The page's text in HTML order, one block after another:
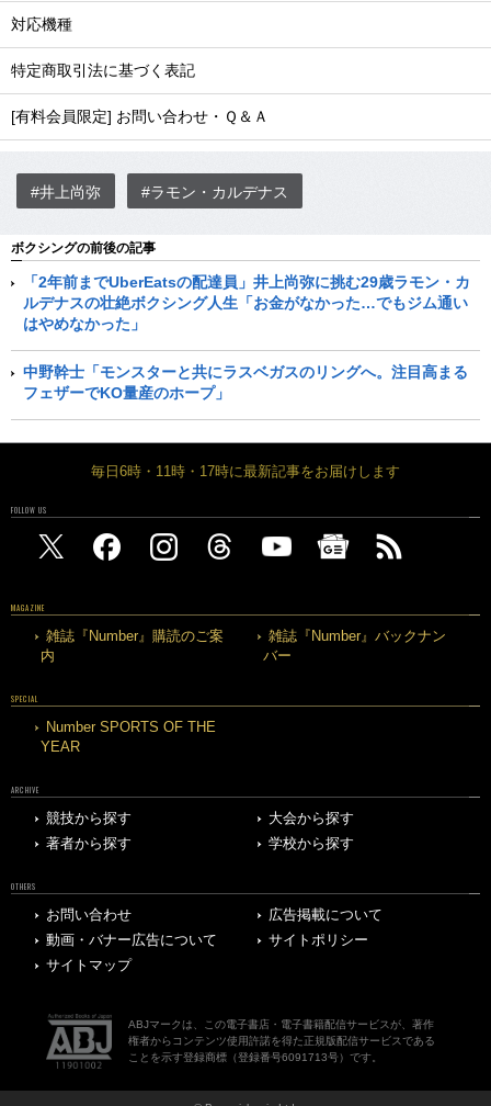
対応機種
特定商取引法に基づく表記
[有料会員限定] お問い合わせ・Ｑ＆Ａ
#井上尚弥 #ラモン・カルデナス
ボクシングの前後の記事
「2年前までUberEatsの配達員」井上尚弥に挑む29歳ラモン・カ
ルデナスの壮絶ボクシング人生「お金がなかった…でもジム通い
はやめなかった」
中野幹士「モンスターと共にラスベガスのリングへ。注目高まる
フェザーでKO量産のホープ」
毎日6時・11時・17時に最新記事をお届けします
FOLLOW US
MAGAZINE
雑誌『Number』購読のご案
内
雑誌『Number』バックナン
バー
SPECIAL
Number SPORTS OF THE
YEAR
ARCHIVE
競技から探す
大会から探す
著者から探す
学校から探す
OTHERS
お問い合わせ
広告掲載について
動画・バナー広告について
サイトポリシー
サイトマップ
ABJマークは、この電子書店・電子書籍配信サービスが、著作
権者からコンテンツ使用許諾を得た正規版配信サービスである
ことを示す登録商標（登録番号6091713号）です。